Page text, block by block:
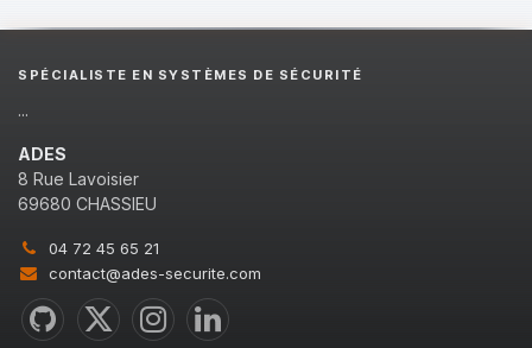
SPÉCIALISTE EN SYSTÈMES DE SÉCURITÉ
...
ADES
8 Rue Lavoisier
69680 CHASSIEU
04 72 45 65 21
contact@ades-securite.com